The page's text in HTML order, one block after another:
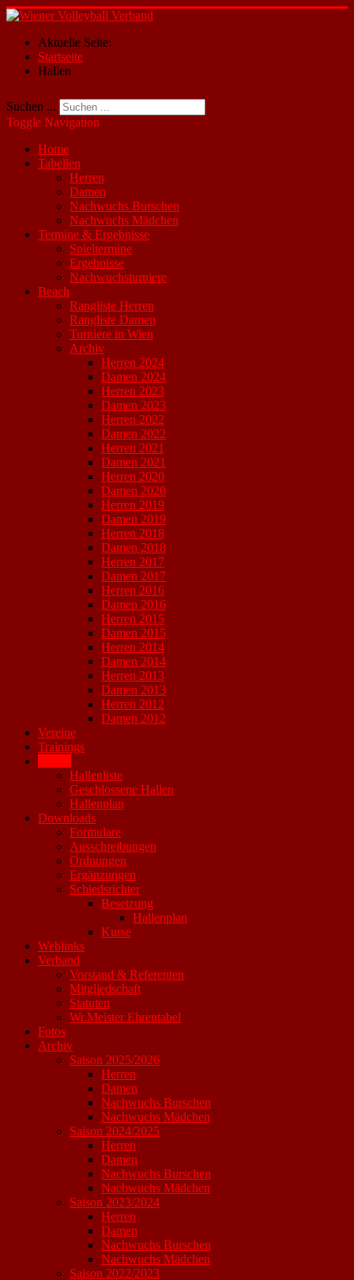
Aktuelle Seite:
Startseite
Hallen
Suchen ...
Toggle Navigation
Home
Tabellen
Herren
Damen
Nachwuchs Burschen
Nachwuchs Mädchen
Termine & Ergebnisse
Spieltermine
Ergebnisse
Nachwuchsturniere
Beach
Rangliste Herren
Rangliste Damen
Turniere in Wien
Archiv
Herren 2024
Damen 2024
Herren 2023
Damen 2023
Herren 2022
Damen 2022
Herren 2021
Damen 2021
Herren 2020
Damen 2020
Herren 2019
Damen 2019
Herren 2018
Damen 2018
Herren 2017
Damen 2017
Herren 2016
Damen 2016
Herren 2015
Damen 2015
Herren 2014
Damen 2014
Herren 2013
Damen 2013
Herren 2012
Damen 2012
Vereine
Trainings
Hallenliste
Geschlossene Hallen
Hallenplan
Downloads
Formulare
Ausschreibungen
Ordnungen
Ergänzungen
Schiedsrichter
Besetzung
Hallenplan
Kurse
Weblinks
Verband
Vorstand & Referenten
Mitgliedschaft
Statuten
Wr.Meister Ehrentabel
Fotos
Archiv
Saison 2025/2026
Herren
Damen
Nachwuchs Burschen
Nachwuchs Mädchen
Saison 2024/2025
Herren
Damen
Nachwuchs Burschen
Nachwuchs Mädchen
Saison 2023/2024
Herren
Damen
Nachwuchs Burschen
Nachwuchs Mädchen
Saison 2022/2023